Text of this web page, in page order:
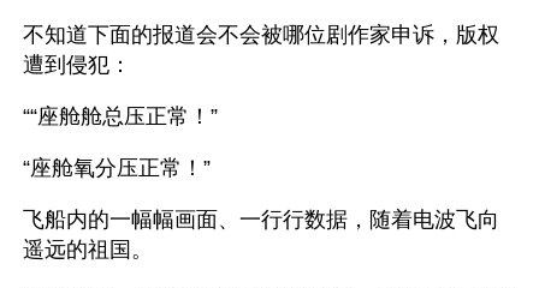
不知道下面的报道会不会被哪位剧作家申诉，版权
遭到侵犯：
““座舱舱总压正常！”
“座舱氧分压正常！”
飞船内的一幅幅画面、一行行数据，随着电波飞向
遥远的祖国。